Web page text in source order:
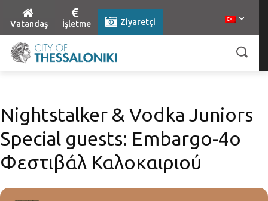
Vatandaş İşletme Ziyaretçi
Nightstalker & Vodka Juniors
Special guests: Embargo-4ο
Φεστιβάλ Καλοκαιριού